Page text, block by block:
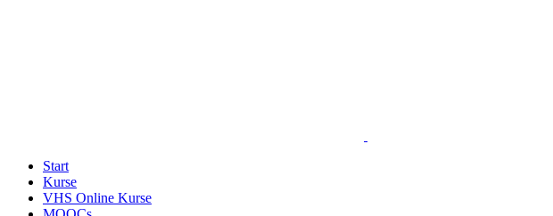
Start
Kurse
VHS Online Kurse